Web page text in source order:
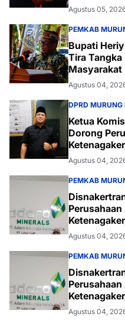
Agustus 05,
PEMKAB
Bupati
Tira
Masyarakat
Agustus 04,
DPRD MURUNG
Ketua
Dorong
Agustus 04,
PEMKAB
Agustus 04,
PEMKAB
Agustus 04,